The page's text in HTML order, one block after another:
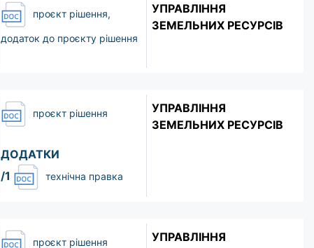
проєкт рішення,
додаток до проєкту рішення
УПРАВЛІННЯ
ЗЕМЕЛЬНИХ РЕСУРСІВ
проєкт рішення
ДОДАТКИ
/1
технічна правка
УПРАВЛІННЯ
ЗЕМЕЛЬНИХ РЕСУРСІВ
проєкт рішення
УПРАВЛІННЯ